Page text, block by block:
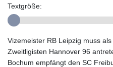
Textgröße:
Vizemeister RB Leipzig muss
Zweitligisten Hannover 96
Bochum empfängt den SC